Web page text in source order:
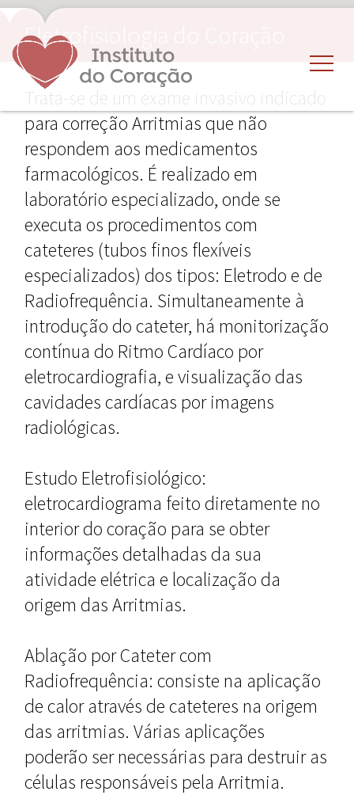
Eletrofisiologia do Coração
Trata-se de um exame invasivo indicado
para correção Arritmias que não
respondem aos medicamentos
farmacológicos. É realizado em
laboratório especializado, onde se
executa os procedimentos com
cateteres (tubos finos flexíveis
especializados) dos tipos: Eletrodo e de
Radiofrequência. Simultaneamente à
introdução do cateter, há monitorização
contínua do Ritmo Cardíaco por
eletrocardiografia, e visualização das
cavidades cardíacas por imagens
radiológicas.
Estudo Eletrofisiológico:
eletrocardiograma feito diretamente no
interior do coração para se obter
informações detalhadas da sua
atividade elétrica e localização da
origem das Arritmias.
Ablação por Cateter com
Radiofrequência: consiste na aplicação
de calor através de cateteres na origem
das arritmias. Várias aplicações
poderão ser necessárias para destruir as
células responsáveis pela Arritmia.